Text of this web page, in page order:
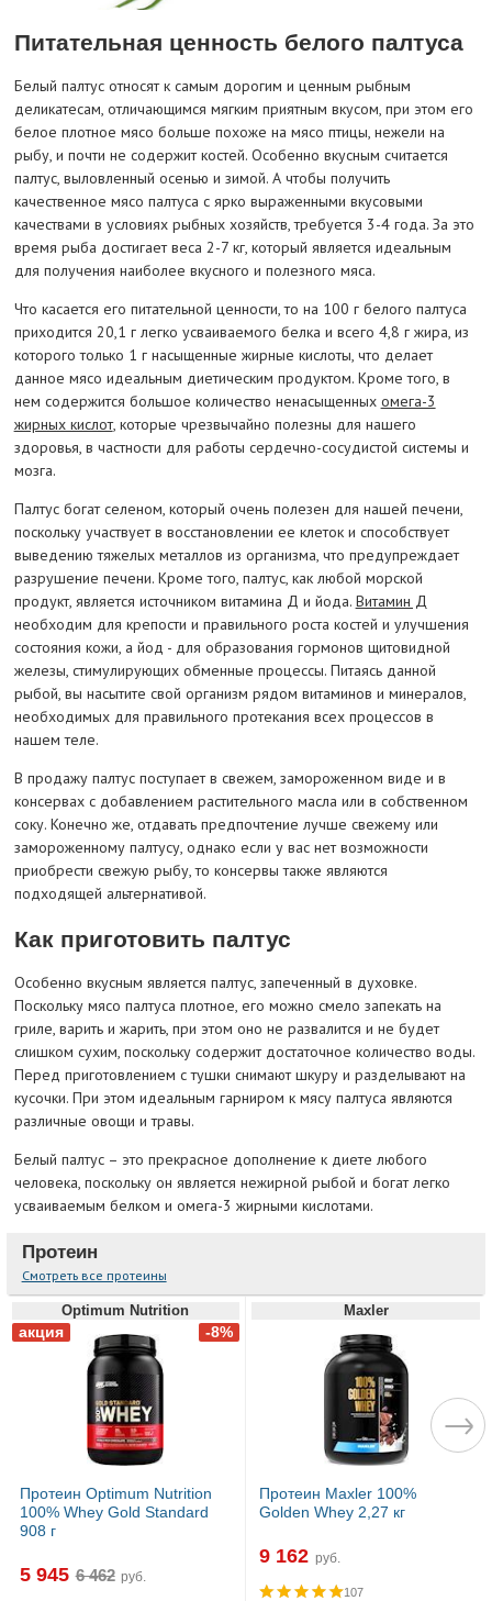
Питательная ценность белого палтуса
Белый палтус относят к самым дорогим и ценным рыбным
деликатесам, отличающимся мягким приятным вкусом, при этом его
белое плотное мясо больше похоже на мясо птицы, нежели на
рыбу, и почти не содержит костей. Особенно вкусным считается
палтус, выловленный осенью и зимой. А чтобы получить
качественное мясо палтуса с ярко выраженными вкусовыми
качествами в условиях рыбных хозяйств, требуется 3-4 года. За это
время рыба достигает веса 2-7 кг, который является идеальным
для получения наиболее вкусного и полезного мяса.
Что касается его питательной ценности, то на 100 г белого палтуса
приходится 20,1 г легко усваиваемого белка и всего 4,8 г жира, из
которого только 1 г насыщенные жирные кислоты, что делает
данное мясо идеальным диетическим продуктом. Кроме того, в
нем содержится большое количество ненасыщенных омега-3
жирных кислот, которые чрезвычайно полезны для нашего
здоровья, в частности для работы сердечно-сосудистой системы и
мозга.
Палтус богат селеном, который очень полезен для нашей печени,
поскольку участвует в восстановлении ее клеток и способствует
выведению тяжелых металлов из организма, что предупреждает
разрушение печени. Кроме того, палтус, как любой морской
продукт, является источником витамина Д и йода. Витамин Д
необходим для крепости и правильного роста костей и улучшения
состояния кожи, а йод - для образования гормонов щитовидной
железы, стимулирующих обменные процессы. Питаясь данной
рыбой, вы насытите свой организм рядом витаминов и минералов,
необходимых для правильного протекания всех процессов в
нашем теле.
В продажу палтус поступает в свежем, замороженном виде и в
консервах с добавлением растительного масла или в собственном
соку. Конечно же, отдавать предпочтение лучше свежему или
замороженному палтусу, однако если у вас нет возможности
приобрести свежую рыбу, то консервы также являются
подходящей альтернативой.
Как приготовить палтус
Особенно вкусным является палтус, запеченный в духовке.
Поскольку мясо палтуса плотное, его можно смело запекать на
гриле, варить и жарить, при этом оно не развалится и не будет
слишком сухим, поскольку содержит достаточное количество воды.
Перед приготовлением с тушки снимают шкуру и разделывают на
кусочки. При этом идеальным гарниром к мясу палтуса являются
различные овощи и травы.
Белый палтус – это прекрасное дополнение к диете любого
человека, поскольку он является нежирной рыбой и богат легко
усваиваемым белком и омега-3 жирными кислотами.
Протеин
Смотреть все протеины
Optimum Nutrition
Протеин Optimum Nutrition
100% Whey Gold Standard
908 г
5 945 руб.
Maxler
Протеин Maxler 100%
Golden Whey 2,27 кг
9 162 руб.
107